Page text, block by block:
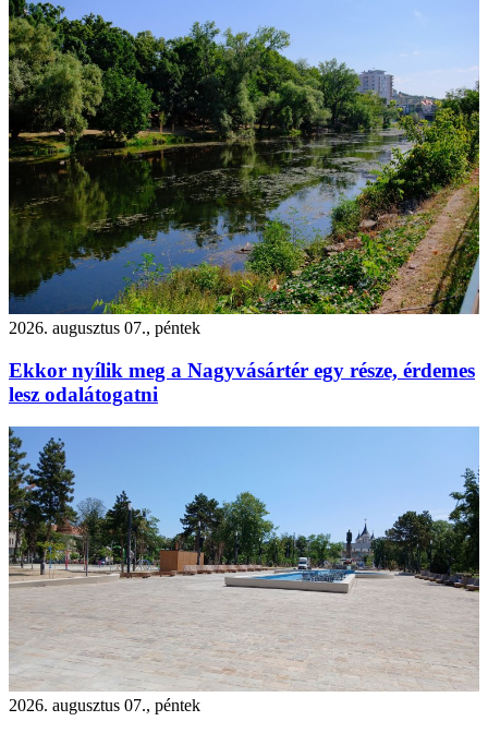
2026. augusztus 07., péntek
Ekkor nyílik meg a Nagyvásártér egy része, érdemes
lesz odalátogatni
2026. augusztus 07., péntek